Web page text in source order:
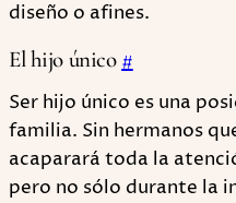
diseño o afines.
El hijo único #
Ser hijo único es una
familia. Sin hermanos
acaparará toda la
pero no sólo durante la